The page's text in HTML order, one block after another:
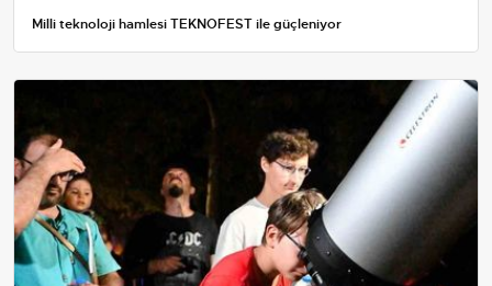
Milli teknoloji hamlesi TEKNOFEST ile güçleniyor